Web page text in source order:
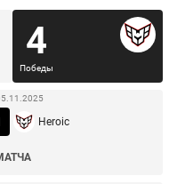
4
Победы
Heroic